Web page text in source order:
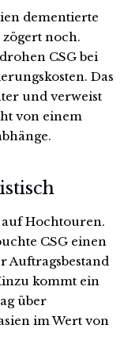
dementierte
noch.
CSG bei
Das
und verweist
von einem
Hochtouren.
CSG einen
Auftragsbestand
kommt ein
über
im Wert von